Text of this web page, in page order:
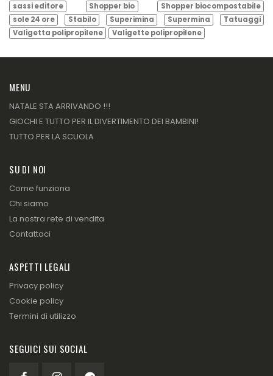
sassi editore
Shopper bio
Shopper biocompostabile
sole 24 ore
Stabilo Superimina Supermina
Tatuaggi
Valigetta polipropilene
Valigette polipropilene
MENU
NATALE STA ARRIVANDO !!!
GIOCHI E TUTTO PER IL DIVERTIMENTO DEI BAMBINI!
TUTTO PER LA SCUOLA
SU DI NOI
Come funziona
Chi siamo
La nostra rete di vendita
Contattaci
ASPETTI LEGALI
Privacy policy
Cookie policy
Termini di utilizzo
SEGUICI SUI SOCIAL